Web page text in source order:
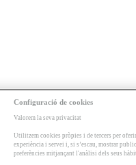
Configuració de cookies
Valorem la seva privacitat
Utilitzem cookies pròpies i de tercers per
experiència i servei i, si s’escau, mostrar
preferències mitjançant l'anàlisi dels seus